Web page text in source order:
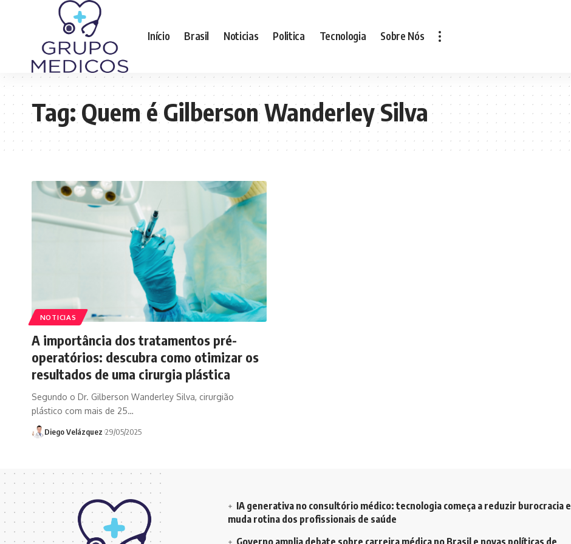
Início Brasil Noticias Politica Tecnologia Sobre Nós
Tag:Quem é Gilberson Wanderley Silva
NOTICIAS
A importância dos tratamentos pré-
operatórios: descubra como otimizar os
resultados de uma cirurgia plástica
Segundo o Dr. Gilberson Wanderley Silva, cirurgião
plástico com mais de 25…
Diego Velázquez 29/05/2025
IA generativa no consultório médico: tecnologia começa a reduzir burocracia e
muda rotina dos profissionais de saúde
Governo amplia debate sobre carreira médica no Brasil e novas políticas de